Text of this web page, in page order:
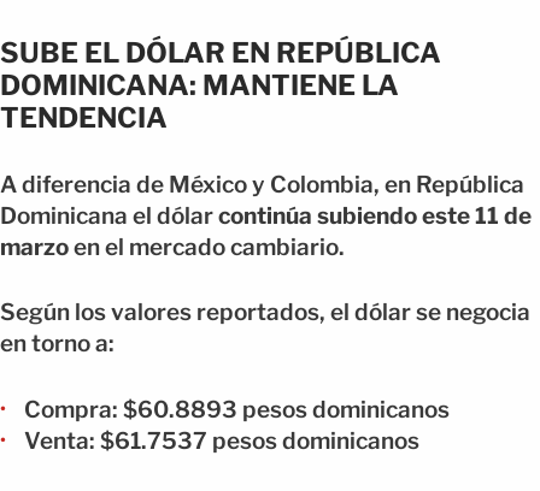
SUBE EL DÓLAR EN REPÚBLICA
DOMINICANA: MANTIENE LA
TENDENCIA
A diferencia de México y Colombia, en República
Dominicana el dólarcontinúa subiendo este 11 de
marzoen el mercado cambiario.
Según los valores reportados, el dólar se negocia
en torno a:
Compra: $60.8893 pesos dominicanos
Venta: $61.7537 pesos dominicanos